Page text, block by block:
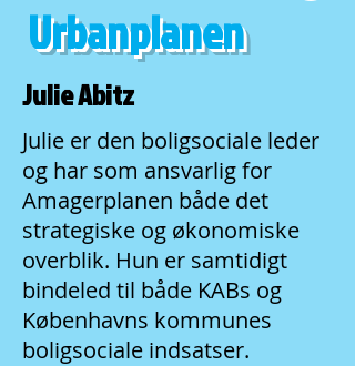
Urbanplanen
Julie Abitz
Julie er den boligsociale leder
og har som ansvarlig for
Amagerplanen både det
strategiske og økonomiske
overblik. Hun er samtidigt
bindeled til både KABs og
Københavns kommunes
boligsociale indsatser.